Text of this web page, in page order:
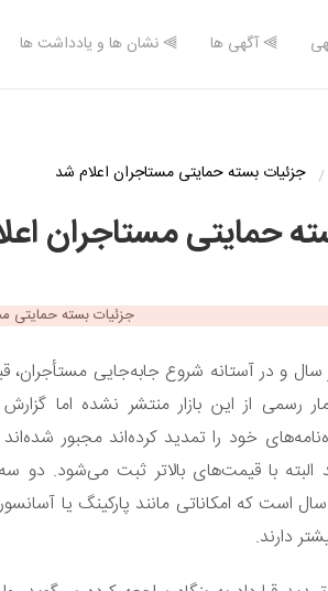
⫸ آگهی ها ⫸ نشان ها و یادداشت ها
جزئیات بسته حمایتی مستاجران اعلام شد
حمایتی مستاجران
سال و در آستانه شروع جابه‌جایی
رسمی از این بازار منتشر نشده اما
البته با قیمت‌های بالاتر ثبت می‌شود. دو
ساخت بیش از ۳۰ سال است که امکاناتی مانند پارکینگ
دارند.